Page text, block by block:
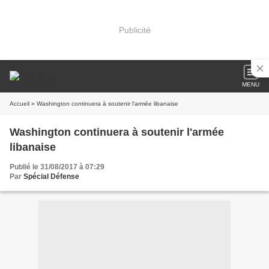
Publicité
MENU
Accueil » Washington continuera à soutenir l'armée libanaise
Washington continuera à soutenir l'armée
libanaise
Publié le 31/08/2017 à 07:29
Par Spécial Défense